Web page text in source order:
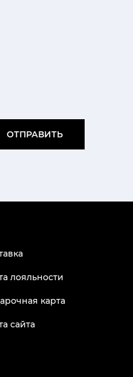
ОТПРАВИТЬ
лояльности
карта
сайта